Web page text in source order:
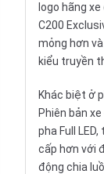
logo hãng
C200
mỏng hơn
kiểu truyền
Khác biệt ở
Phiên bản
pha Full
cấp hơn với
động chia